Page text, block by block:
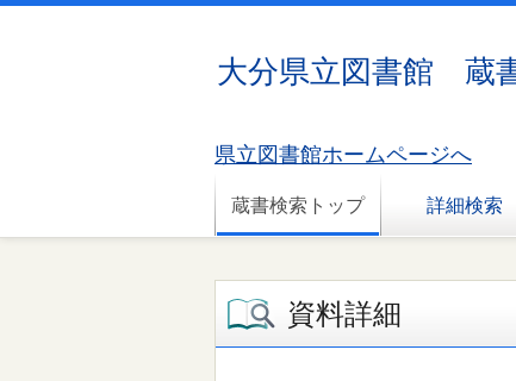
大分県立図書館 蔵
県立図書館ホームページへ
蔵書検索トップ 詳細検索
資料詳細